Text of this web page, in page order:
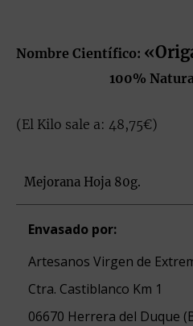
Nombre Científico:
100%
(El Kilo sale a: 48,75€)
Mejorana Hoja 80g.
Envasado por:
Artesanos Virgen de
Ctra. Castiblanco Km 1
06670 Herrera del Duque